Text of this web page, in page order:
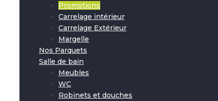
Promotions
Carrelage intérieur
Carrelage Extérieur
Margelle
Nos Parquets
Salle de bain
Meubles
WC
Robinets et douches